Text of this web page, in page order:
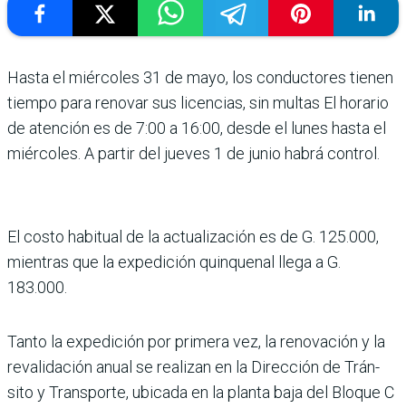
Hasta el miércoles 31 de mayo, los conduc­tores tienen
tiempo para renovar sus licencias, sin multas El horario
de aten­ción es de 7:00 a 16:00, desde el lunes hasta el
miércoles. A partir del jueves 1 de junio habrá control.
El costo habitual de la actuali­zación es de G. 125.000,
mien­tras que la expedición quin­quenal llega a G.
183.000.
Tanto la expedición por pri­mera vez, la renovación y la
revalidación anual se reali­zan en la Dirección de Trán­
sito y Transporte, ubicada en la planta baja del Bloque C